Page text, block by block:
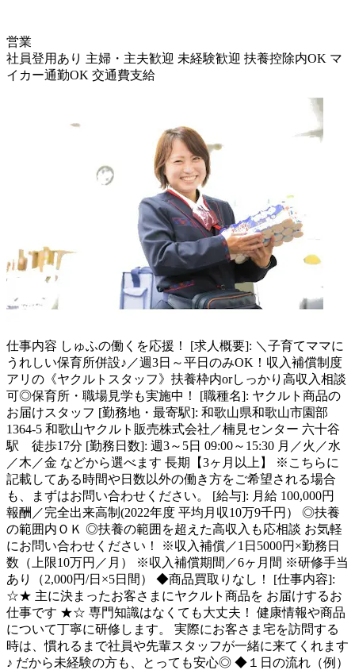
営業
社員登用あり 主婦・主夫歓迎 未経験歓迎 扶養控除内OK マ
イカー通勤OK 交通費支給
仕事内容 しゅふの働くを応援！ [求人概要]: ＼子育てママに
うれしい保育所併設♪／週3日～平日のみOK！収入補償制度
アリの《ヤクルトスタッフ》扶養枠内orしっかり高収入相談
可◎保育所・職場見学も実施中！ [職種名]: ヤクルト商品の
お届けスタッフ [勤務地・最寄駅]: 和歌山県和歌山市園部
1364-5 和歌山ヤクルト販売株式会社／楠見センター 六十谷
駅 徒歩17分 [勤務日数]: 週3～5日 09:00～15:30 月／火／水
／木／金 などから選べます 長期【3ヶ月以上】 ※こちらに
記載してある時間や日数以外の働き方をご希望される場合
も、まずはお問い合わせください。 [給与]: 月給 100,000円
報酬／完全出来高制(2022年度 平均月収10万9千円） ◎扶養
の範囲内ＯＫ ◎扶養の範囲を超えた高収入も応相談 お気軽
にお問い合わせください！ ※収入補償／1日5000円×勤務日
数（上限10万円／月） ※収入補償期間／6ヶ月間 ※研修手当
あり（2,000円/日×5日間） ◆商品買取りなし！ [仕事内容]:
☆★ 主に決まったお客さまにヤクルト商品を お届けするお
仕事です ★☆ 専門知識はなくても大丈夫！ 健康情報や商品
について丁寧に研修します。 実際にお客さま宅を訪問する
時は、慣れるまで社員や先輩スタッフが一緒に来てくれます
♪ だから未経験の方も、とっても安心◎ ◆１日の流れ（例）